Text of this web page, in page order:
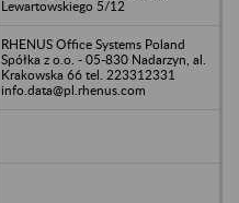
Lewartowskiego 5/12
RHENUS Office Systems Poland
Spółka z o.o. - 05-830 Nadarzyn, al.
Krakowska 66 tel. 223312331
info.data@pl.rhenus.com